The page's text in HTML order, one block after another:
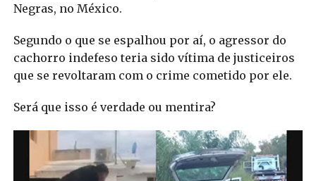
Negras, no México.
Segundo o que se espalhou por aí, o agressor do
cachorro indefeso teria sido vítima de justiceiros
que se revoltaram com o crime cometido por ele.
Será que isso é verdade ou mentira?